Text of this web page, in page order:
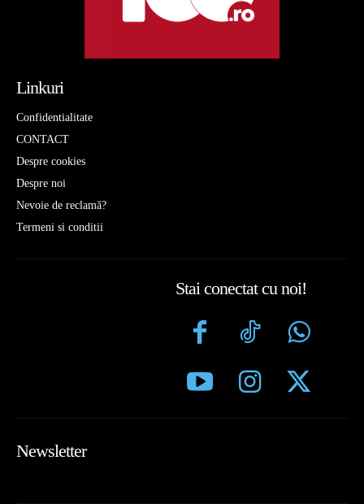
Linkuri
Confidentialitate
CONTACT
Despre cookies
Despre noi
Nevoie de reclamă?
Termeni si conditii
Stai conectat cu noi!
Newsletter